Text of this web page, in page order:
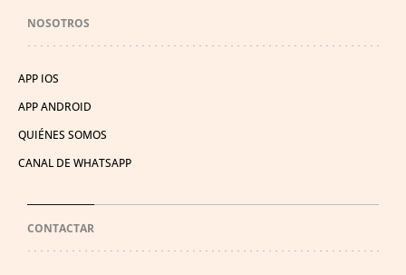
NOSOTROS
APP IOS
APP ANDROID
QUIÉNES SOMOS
CANAL DE WHATSAPP
CONTACTAR